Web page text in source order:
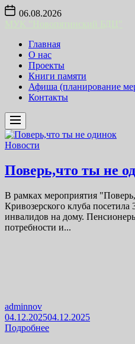
Skip
content
06.08.2026
Главная
О нас
Проекты
Книги памяти
Афиша (планирование
Контакты
Новости
Поверь,что ты не
В рамках мероприятия
Кривозерского клуба посетила
инвалидов на дому.
потребности и...
adminnov
04.12.202504.12.2025
Подробнее